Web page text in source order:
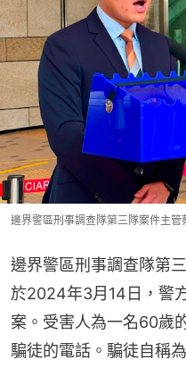
邊界警區刑事調查隊第三隊案件主管
邊界警區刑事調查隊第
於2024年3月14日，警
案。受害人為一名60歲
騙徒的電話。騙徒自稱